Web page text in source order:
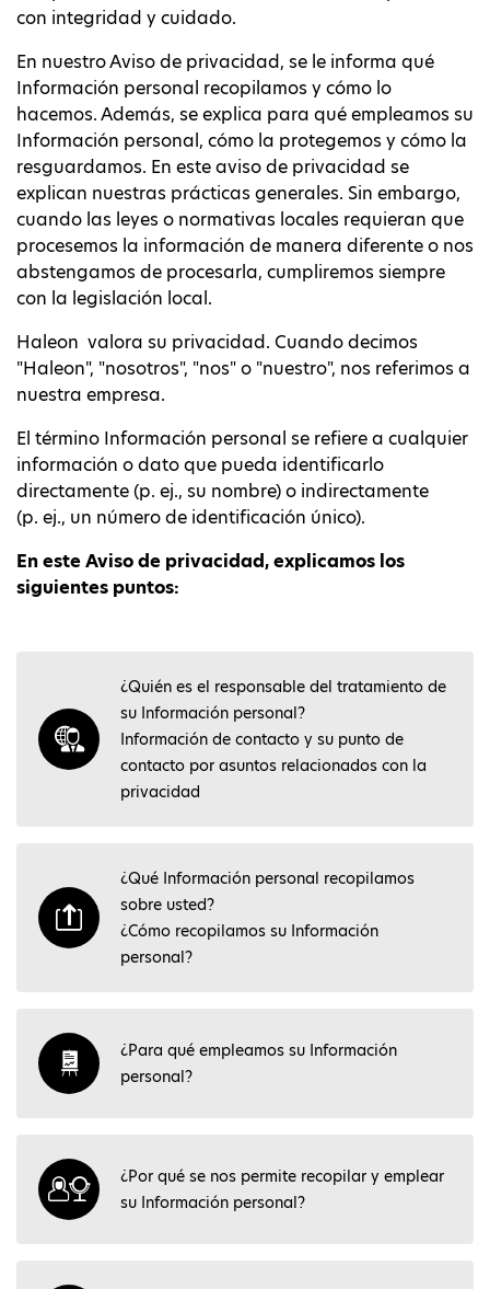
con integridad y cuidado.
En nuestro Aviso de privacidad, se le informa qué
Información personal recopilamos y cómo lo
hacemos. Además, se explica para qué empleamos su
Información personal, cómo la protegemos y cómo la
resguardamos. En este aviso de privacidad se
explican nuestras prácticas generales. Sin embargo,
cuando las leyes o normativas locales requieran que
procesemos la información de manera diferente o nos
abstengamos de procesarla, cumpliremos siempre
con la legislación local.
Haleon valora su privacidad. Cuando decimos
"Haleon", "nosotros", "nos" o "nuestro", nos referimos a
nuestra empresa.
El término Información personal se refiere a cualquier
información o dato que pueda identificarlo
directamente (p. ej., su nombre) o indirectamente
(p. ej., un número de identificación único).
En este Aviso de privacidad, explicamos los
siguientes puntos:
¿Quién es el responsable del tratamiento de
su Información personal?
Información de contacto y su punto de
contacto por asuntos relacionados con la
privacidad
¿Qué Información personal recopilamos
sobre usted?
¿Cómo recopilamos su Información
personal?
¿Para qué empleamos su Información
personal?
¿Por qué se nos permite recopilar y emplear
su Información personal?